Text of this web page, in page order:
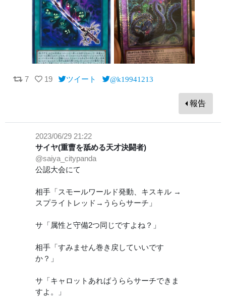
7 19 ツイート @k19941213
報告
2023/06/29 21:22
サイヤ(重曹を舐める天才決闘者)
@saiya_citypanda
公認大会にて
相手「スモールワールド発動、キスキル →
スプライトレッド→うららサーチ」
サ「属性と守備2つ同じですよね？」
相手「すみません巻き戻していいです
か？」
サ「キャロットあればうららサーチできま
すよ。」